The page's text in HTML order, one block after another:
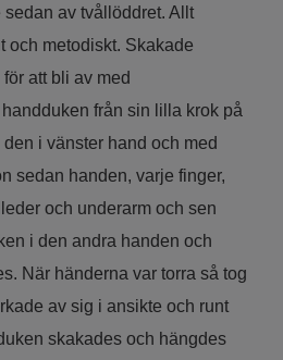
av tvållöddret. Allt
och metodiskt. Skakade
att bli av med
från sin lilla krok på
i vänster hand och med
sedan handen, varje finger,
och underarm och sen
i den andra handen och
När händerna var torra så tog
av sig i ansikte och runt
skakades och hängdes